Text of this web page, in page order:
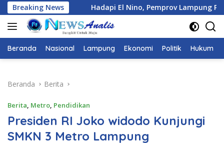
Langsung
ke
konten
Breaking News
El Nino, Pemprov Lampung Petakan Kebutuhan Air di
Beranda Nasional Lampung Ekonomi Politik Hukum
Beranda Berita
Berita, Metro, Pendidikan
Presiden RI Joko widodo Kunjungi
SMKN 3 Metro Lampung